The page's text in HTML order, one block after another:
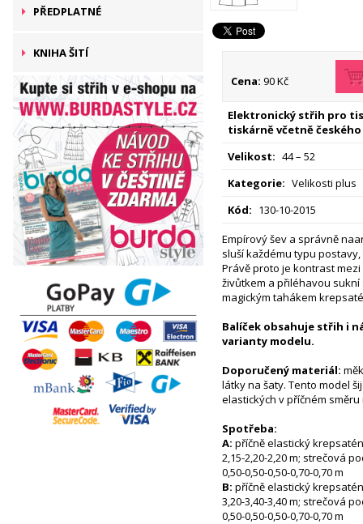
PŘEDPLATNÉ
KNIHA ŠITÍ
Cena: 90 Kč
Elektronický střih pro
tiskárně včetně českého
Velikost: 44 – 52
Kategorie: Velikosti plus
Kód: 130-10-2015
Empírový šev a správně
sluší každému typu
Právě proto je kontrast
živůtkem a přiléhavou
magickým tahákem
Balíček obsahuje střih i
varianty modelu.
Doporučený materiál:
látky na šaty. Tento model
elastických v příčném
Spotřeba:
A: příčně elastický krepsatén
2,15-2,20-2,20 m; strečová
0,50-0,50-0,50-0,70-0,70 m
B: příčně elastický krepsatén
3,20-3,40-3,40 m; strečová
0,50-0,50-0,50-0,70-0,70 m